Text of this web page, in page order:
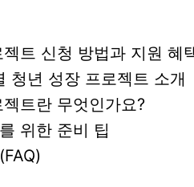
트 신청 방법과 지원 혜
청년 성장 프로젝트 소개
트란 무엇인가요?
위한 준비 팁